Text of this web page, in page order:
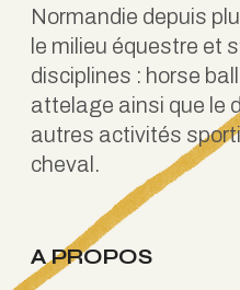
Normandie depuis
le milieu équestre et
disciplines : horse
attelage ainsi que le
autres activités
cheval.
A PROPOS